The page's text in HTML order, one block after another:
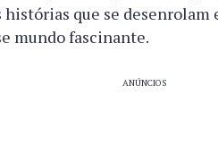
que se
mundo fascinante.
ANÚNCIOS